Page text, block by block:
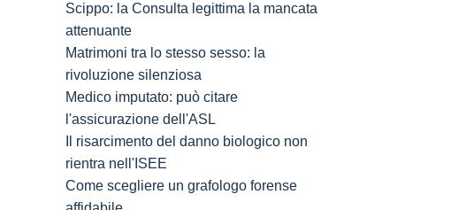
Scippo: la Consulta legittima la mancata
attenuante
Matrimoni tra lo stesso sesso: la
rivoluzione silenziosa
Medico imputato: può citare
l'assicurazione dell'ASL
Il risarcimento del danno biologico non
rientra nell'ISEE
Come scegliere un grafologo forense